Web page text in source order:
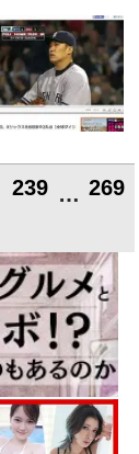
239 … 269